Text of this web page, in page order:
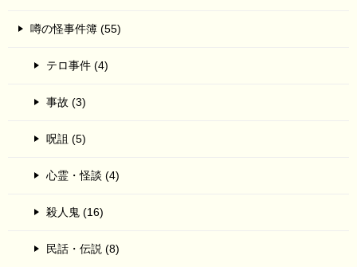
噂の怪事件簿 (55)
テロ事件 (4)
事故 (3)
呪詛 (5)
心霊・怪談 (4)
殺人鬼 (16)
民話・伝説 (8)